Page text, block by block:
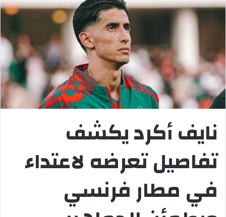
نايف أكرد يكشف
تفاصيل تعرضه لاعتداء
في مطار فرنسي